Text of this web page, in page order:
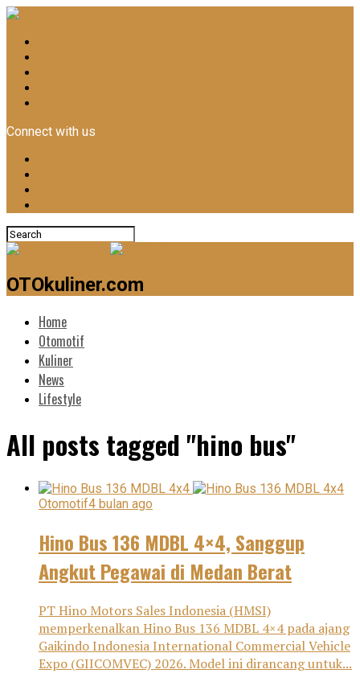
Connect with us
OTOkuliner.com
Home
Otomotif
Kuliner
News
Lifestyle
All posts tagged "hino bus"
Otomotif4 bulan ago
Hino Bus 136 MDBL 4×4, Sanggup
Angkut Pegawai di Medan Berat
PT Hino Motors Sales Indonesia (HMSI)
memperkenalkan Hino Bus 136 MDBL 4×4 pada ajang
Gaikindo Indonesia International Commercial Vehicle
Expo (GIICOMVEC) 2026. Model ini dirancang untuk...